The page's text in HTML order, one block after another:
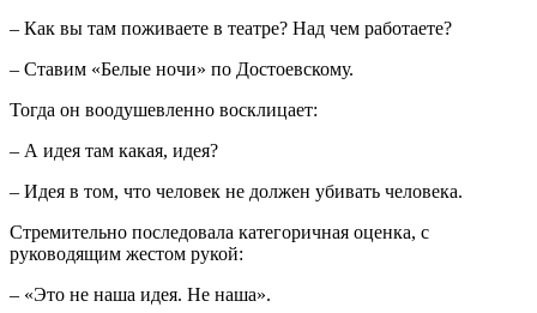
– Как вы там поживаете в театре? Над чем работаете?
– Ставим «Белые ночи» по Достоевскому.
Тогда он воодушевленно восклицает:
– А идея там какая, идея?
– Идея в том, что человек не должен убивать человека.
Стремительно последовала категоричная оценка, с
руководящим жестом рукой:
– «Это не наша идея. Не наша».